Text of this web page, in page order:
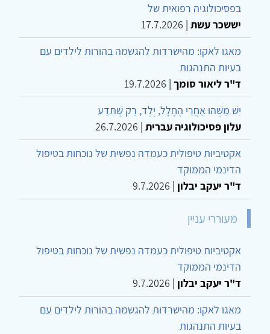
בפסיכולוגיה רפואית של
יששכר עשת |
17.7.2026
מאגו לאקו: מהישרדות להגשמה בהורות לילדים עם
בעיות התנהגות
ד"ר ליאור סומך |
19.7.2026
יֵשׁ מַשֶּׁהוּ אַחֲרֵי הֶחָלָל, יֶלֶד, רַק שֶׁתֵּדַע
עלון פסיכולוגיה עברית |
26.7.2026
אקטיביות טיפולית כעמדה נפשית של נוכחות בטיפול
הדינמי הממוקד
ד"ר יעקב יבלון |
9.7.2026
מעוררי עניין
אקטיביות טיפולית כעמדה נפשית של נוכחות בטיפול
הדינמי הממוקד
ד"ר יעקב יבלון |
9.7.2026
מאגו לאקו: מהישרדות להגשמה בהורות לילדים עם
בעיות התנהגות